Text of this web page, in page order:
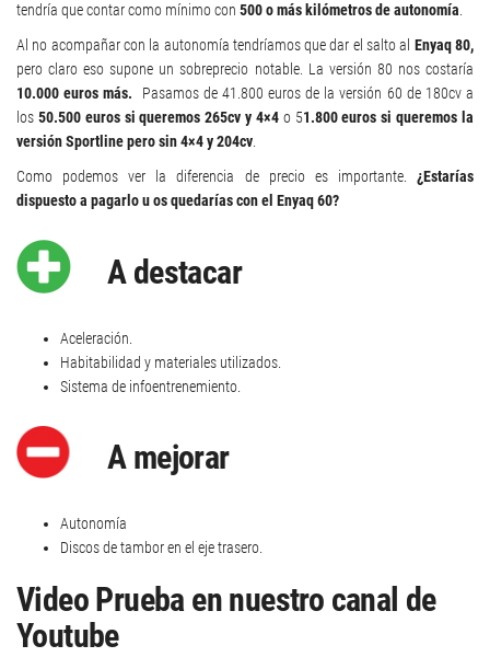
tendría que contar como mínimo con 500 o más kilómetros de autonomía.
Al no acompañar con la autonomía tendríamos que dar el salto al Enyaq 80,
pero claro eso supone un sobreprecio notable. La versión 80 nos costaría
10.000 euros más.
Pasamos de 41.800 euros de la versión 60 de 180cv a
los 50.500 euros si queremos 265cv y 4×4o 51.800 euros si queremos la
versión Sportline pero sin 4×4 y 204cv.
Como podemos ver la diferencia de precio es importante. ¿Estarías
dispuesto a pagarlo u os quedarías con el Enyaq 60?
A destacar
Aceleración.
Habitabilidad y materiales utilizados.
Sistema de infoentrenemiento.
A mejorar
Autonomía
Discos de tambor en el eje trasero.
Video Prueba en nuestro canal de
Youtube